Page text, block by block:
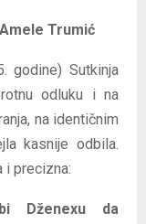
Trumić
godine) Sutkinja
odluku i na
na identičnim
kasnije odbila.
i precizna:
Dženexu da